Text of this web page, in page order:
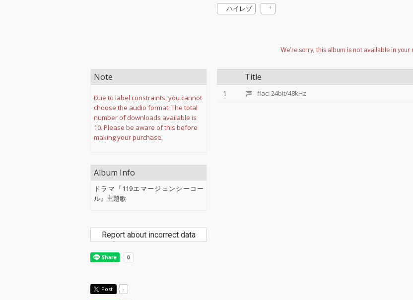
ハイレゾ
Title
1 声 flac: 24bit/48kHz
Note
Due to label constraints, you cannot
choose the audio format. The total
number of downloads available is
10. Please be aware of this before
making your purchase.
Album Info
ドラマ『119エマージェンシーコー
ル』主題歌
Report about incorrect data
Post -